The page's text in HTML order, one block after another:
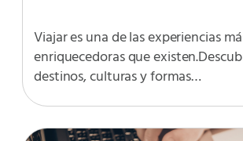
Viajar es una de las experiencias
enriquecedoras que
destinos, culturas y formas…